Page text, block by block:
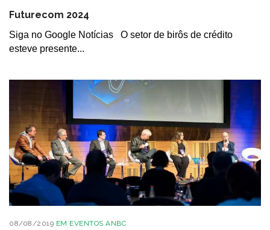
Futurecom 2024
Siga no Google Notícias O setor de birôs de crédito
esteve presente...
08/08/2019 EM EVENTOS ANBC